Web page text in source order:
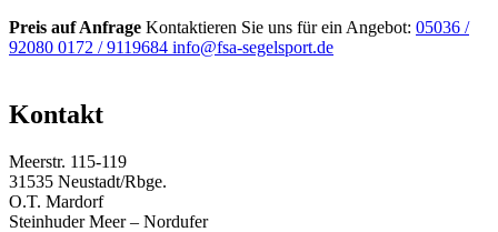
Preis auf Anfrage Kontaktieren Sie uns für ein Angebot: 05036 /
92080 0172 / 9119684 info@fsa-segelsport.de
Kontakt
Meerstr. 115-119
31535 Neustadt/Rbge.
O.T. Mardorf
Steinhuder Meer – Nordufer